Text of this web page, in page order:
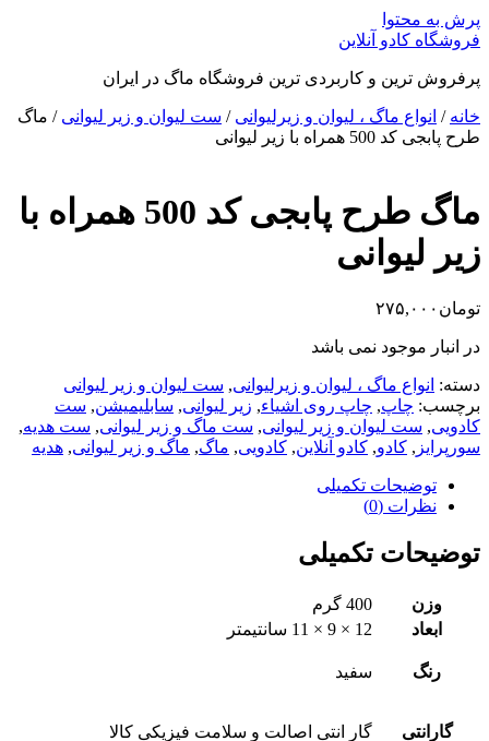
پرش به محتوا
فروشگاه کادو آنلاین
پرفروش ترین و کاربردی ترین فروشگاه ماگ در ایران
خانه / انواع ماگ ، لیوان و زیرلیوانی / ست لیوان و زیر لیوانی / ماگ
طرح پابجی کد 500 همراه با زیر لیوانی
ماگ طرح پابجی کد 500 همراه با
زیر لیوانی
تومان ۲۷۵,۰۰۰
در انبار موجود نمی باشد
دسته: انواع ماگ ، لیوان و زیرلیوانی, ست لیوان و زیر لیوانی
برچسب: چاپ, چاپ روی اشیاء, زیر لیوانی, سابلیمیشن, ست
کادویی, ست لیوان و زیر لیوانی, ست ماگ و زیر لیوانی, ست هدیه,
سورپرایز , کادو, کادو آنلاین, کادویی, ماگ, ماگ و زیر لیوانی, هدیه
توضیحات تکمیلی
نظرات (0)
توضیحات تکمیلی
وزن
400 گرم
ابعاد
12 × 9 × 11 سانتیمتر
رنگ سفید
گارانتی گار انتی اصالت و سلامت فیزیکی کالا